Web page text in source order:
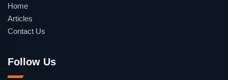
Home
Articles
Contact Us
Follow Us